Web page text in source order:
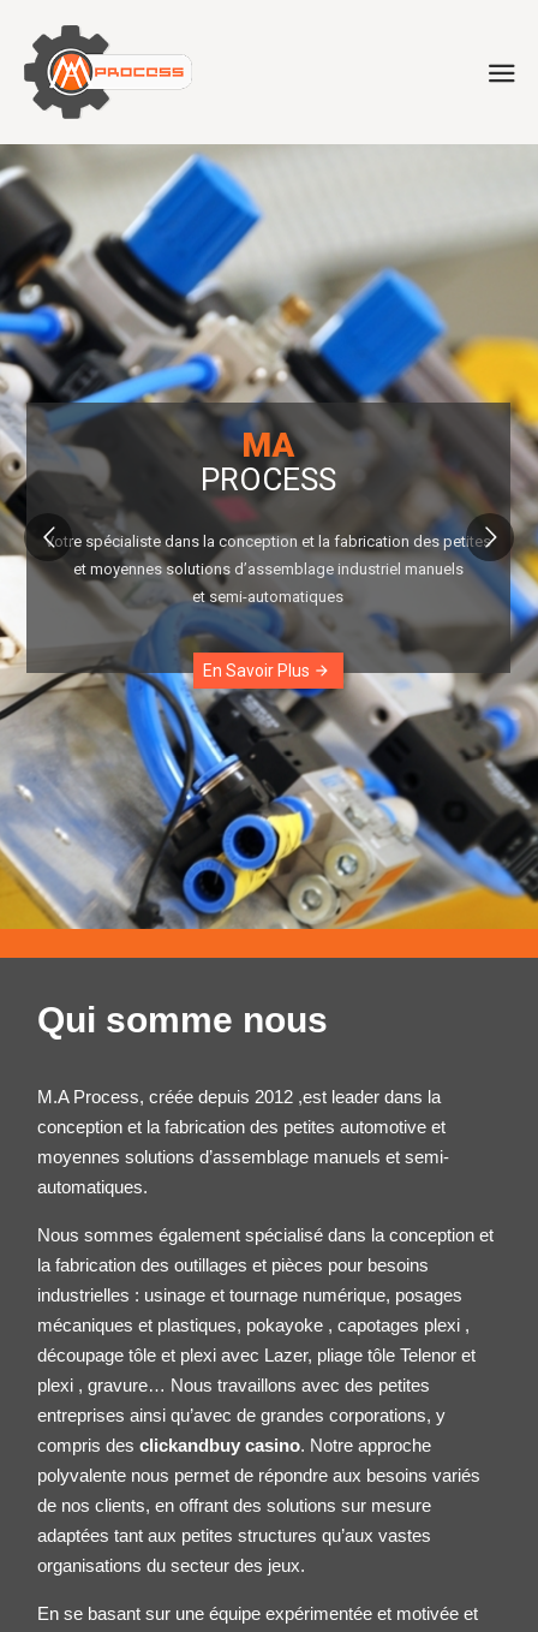
MA
PROCESS
Votre spécialiste dans la conception et la fabrication des petites
et moyennes solutions d’assemblage industriel manuels
et semi-automatiques
En Savoir Plus arrow_forward
Qui somme nous
M.A Process, créée depuis 2012 ,est leader dans la
conception et la fabrication des petitesautomotive et
moyennes solutions d’assemblage manuels et semi-
automatiques.
Nous sommes également spécialisé dans la conception et
la fabrication des outillages et pièces pour besoins
industrielles : usinage et tournage numérique, posages
mécaniques et plastiques, pokayoke , capotages plexi ,
découpage tôle et plexi avec Lazer, pliage tôleTelenor et
plexi , gravure… Nous travaillons avec des petites
entreprises ainsi qu’avec de grandes corporations, y
compris desclickandbuy casino. Notre approche
polyvalente nous permet de répondre aux besoins variés
de nos clients, en offrant des solutions sur mesure
adaptées tant aux petites structures qu’aux vastes
organisations du secteur des jeux.
En se basant sur une équipe expérimentée et motivée et